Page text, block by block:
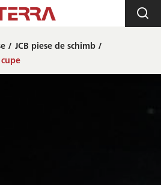
JCB piese de schimb